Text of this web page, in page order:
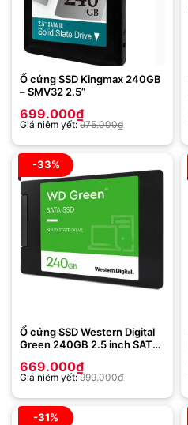
Ổ cứng SSD Kingmax 240GB
– SMV32 2.5”
699.000₫
Giá niêm yết:975.000₫
-33%
Ổ cứng SSD Western Digital
Green 240GB 2.5 inch SATA
669.000₫
Giá niêm yết:999.000₫
-31%